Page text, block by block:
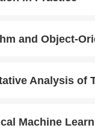
and Object-
Analysis of
Machine